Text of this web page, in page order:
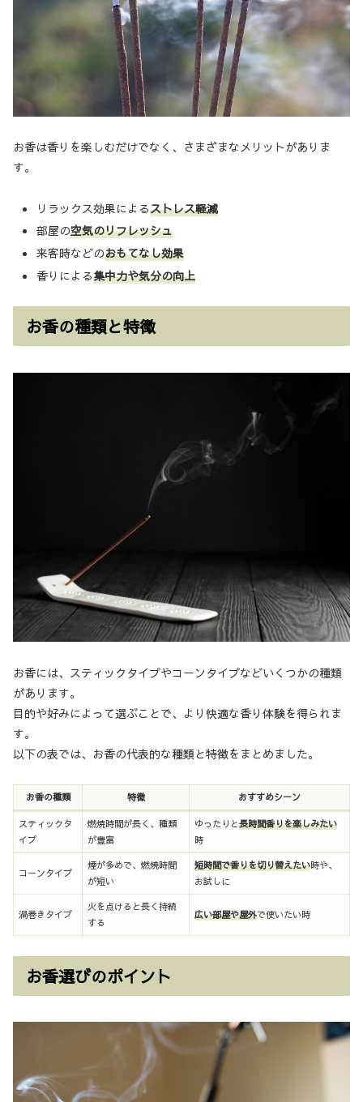
お香は香りを楽しむだけでなく、さまざまなメリットがありま
す。
リラックス効果によるストレス軽減
部屋の空気のリフレッシュ
来客時などのおもてなし効果
香りによる集中力や気分の向上
お香の種類と特徴
お香には、スティックタイプやコーンタイプなどいくつかの種類
があります。
目的や好みによって選ぶことで、より快適な香り体験を得られま
す。
以下の表では、お香の代表的な種類と特徴をまとめました。
お香の種類 特徴 おすすめシーン
スティックタ
イプ
燃焼時間が長く、種類
が豊富
ゆったりと長時間香りを楽しみたい
時
コーンタイプ
煙が多めで、燃焼時間
が短い
短時間で香りを切り替えたい時や、
お試しに
渦巻きタイプ
火を点けると長く持続
する
広い部屋や屋外で使いたい時
お香選びのポイント